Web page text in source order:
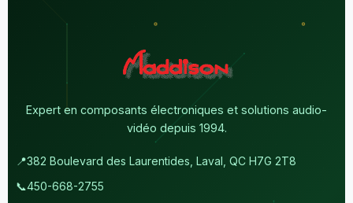
Expert en composants électroniques et solutions audio-
vidéo depuis 1994.
📍382 Boulevard des Laurentides, Laval, QC H7G 2T8
📞450-668-2755